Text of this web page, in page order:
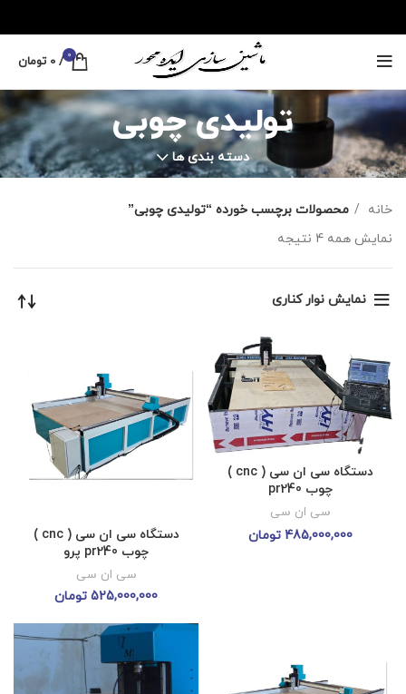
0
/
0 تومان
تولیدی چوبی
دسته بندی ها
خانه
محصولات برچسب خورده “تولیدی چوبی”
نمایش همه 4 نتیجه
نمایش نوار کناری
دستگاه سی ان سی ( cnc )
چوب pr240
سی ان سی
485,000,000 تومان
دستگاه سی ان سی ( cnc )
چوب pr240 پرو
سی ان سی
525,000,000 تومان